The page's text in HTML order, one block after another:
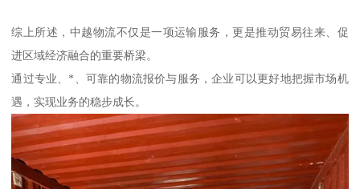
综上所述，中越物流不仅是一项运输服务，更是推动贸易往来、促
进区域经济融合的重要桥梁。
通过专业、*、可靠的物流报价与服务，企业可以更好地把握市场机
遇，实现业务的稳步成长。